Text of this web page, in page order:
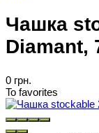
Чашка
Diamant,
0 грн.
To favorites